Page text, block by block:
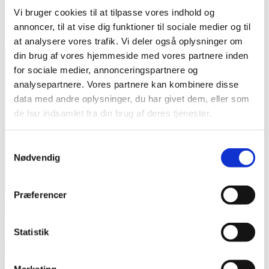
Vi bruger cookies til at tilpasse vores indhold og
annoncer, til at vise dig funktioner til sociale medier og til
at analysere vores trafik. Vi deler også oplysninger om
din brug af vores hjemmeside med vores partnere inden
for sociale medier, annonceringspartnere og
analysepartnere. Vores partnere kan kombinere disse
data med andre oplysninger, du har givet dem, eller som
de har indsamlet fra din brug af deres tjenester.
Nødvendig
Præferencer
Statistik
Seneste artikler
hvad der sker i retssagen her. Retssagen kører og